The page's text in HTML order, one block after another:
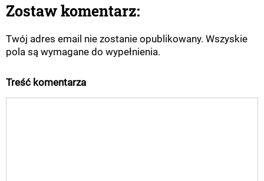
Zostaw komentarz:
Twój adres email nie zostanie opublikowany. Wszyskie
pola są wymagane do wypełnienia.
Treść komentarza